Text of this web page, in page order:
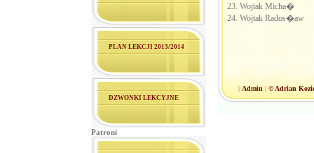
PLAN LEKCJI 2013/2014
DZWONKI LEKCYJNE
Patroni
23. Wojtak Micha�
24. Wojtak Rados�aw
| Admin | © Adrian